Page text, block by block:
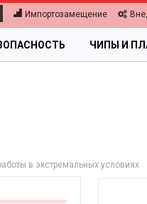
Импортозамещение
ЧИПЫ И
в экстремальных условиях